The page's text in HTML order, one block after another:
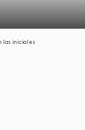
las iniciales